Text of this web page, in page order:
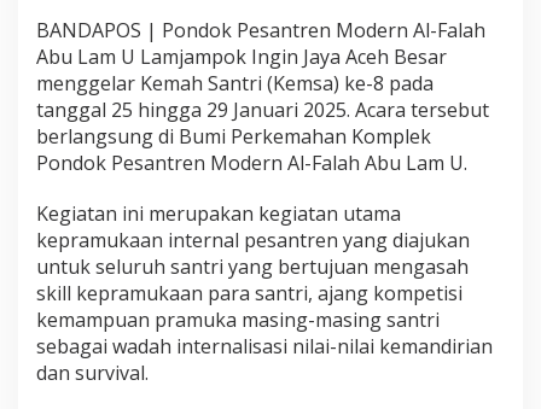
BANDAPOS | Pondok Pesantren Modern Al-Falah
Abu Lam U Lamjampok Ingin Jaya Aceh Besar
menggelar Kemah Santri (Kemsa) ke-8 pada
tanggal 25 hingga 29 Januari 2025. Acara tersebut
berlangsung di Bumi Perkemahan Komplek
Pondok Pesantren Modern Al-Falah Abu Lam U.
Kegiatan ini merupakan kegiatan utama
kepramukaan internal pesantren yang diajukan
untuk seluruh santri yang bertujuan mengasah
skill kepramukaan para santri, ajang kompetisi
kemampuan pramuka masing-masing santri
sebagai wadah internalisasi nilai-nilai kemandirian
dan survival.